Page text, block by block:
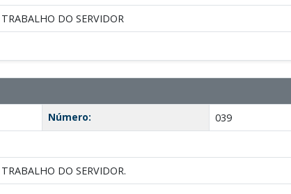
DO SERVIDOR
Número:
039
DO SERVIDOR.